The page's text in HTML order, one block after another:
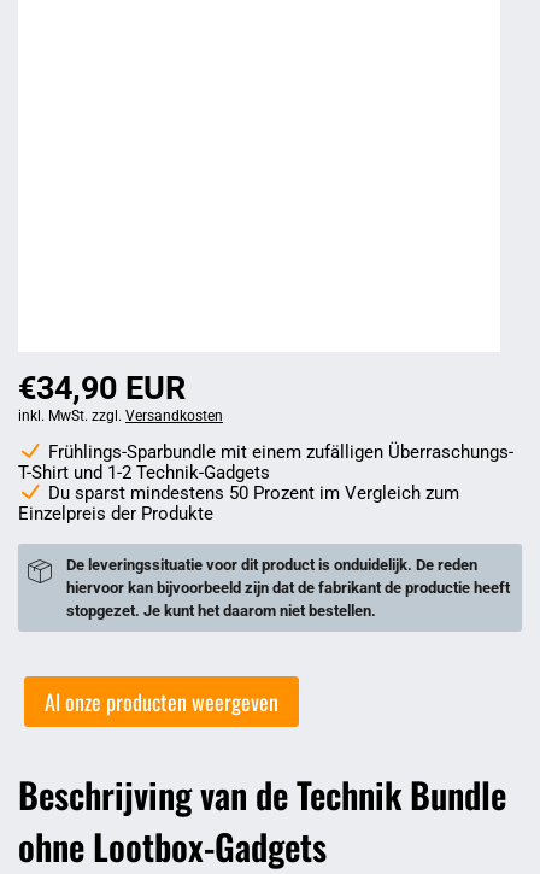
€34,90 EUR
inkl. MwSt. zzgl. Versandkosten
Frühlings-Sparbundle mit einem zufälligen Überraschungs-
T-Shirt und 1-2 Technik-Gadgets
Du sparst mindestens 50 Prozent im Vergleich zum
Einzelpreis der Produkte
De leveringssituatie voor dit product is onduidelijk. De reden
hiervoor kan bijvoorbeeld zijn dat de fabrikant de productie heeft
stopgezet. Je kunt het daarom niet bestellen.
Al onze producten weergeven
Beschrijving van de Technik Bundle
ohne Lootbox-Gadgets